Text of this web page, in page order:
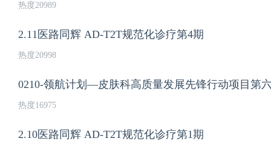
热度20989
2.11医路同辉 AD-T2T规范化诊疗第4期
热度20998
0210-领航计划—皮肤科高质量发展先锋行动项目第
热度16975
2.10医路同辉 AD-T2T规范化诊疗第1期